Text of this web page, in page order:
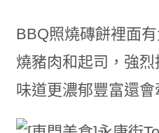
BBQ照燒磚餅裡面
燒豬肉和起司，強烈
味道更濃郁豐富還會